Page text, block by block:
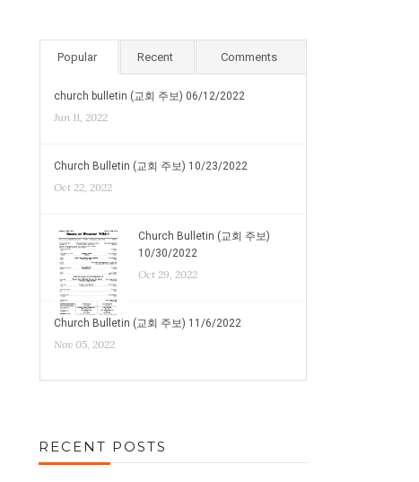
Popular Recent Comments
church bulletin (교회 주보) 06/12/2022
Jun 11, 2022
Church Bulletin (교회 주보) 10/23/2022
Oct 22, 2022
Church Bulletin (교회 주보)
10/30/2022
Oct 29, 2022
Church Bulletin (교회 주보) 11/6/2022
Nov 05, 2022
RECENT POSTS